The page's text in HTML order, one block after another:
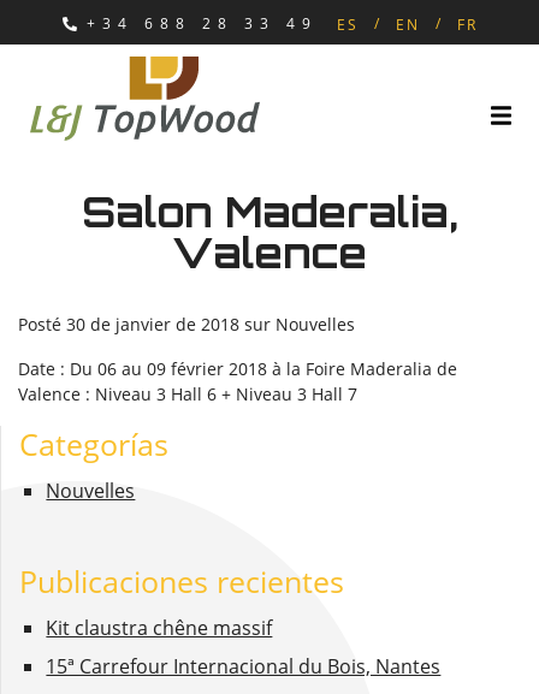
+34 688 28 33 49 ES EN FR
Salon Maderalia,
Valence
Posté 30 de janvier de 2018 sur Nouvelles
Date : Du 06 au 09 février 2018 à la Foire Maderalia de
Valence : Niveau 3 Hall 6 + Niveau 3 Hall 7
Categorías
Nouvelles
Publicaciones recientes
Kit claustra chêne massif
15ª Carrefour Internacional du Bois, Nantes